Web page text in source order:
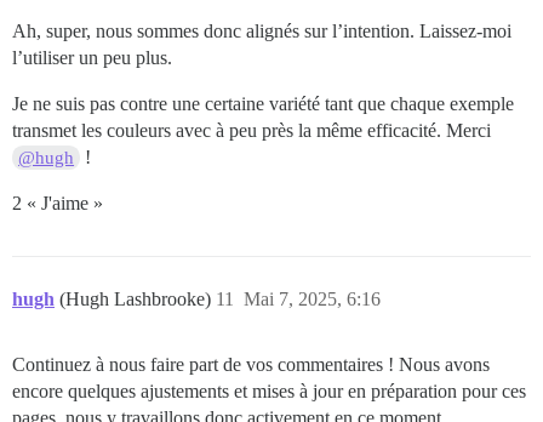
Ah, super, nous sommes donc alignés sur l’intention. Laissez-moi
l’utiliser un peu plus.
Je ne suis pas contre une certaine variété tant que chaque exemple
transmet les couleurs avec à peu près la même efficacité. Merci
@hugh !
2 « J'aime »
hugh (Hugh Lashbrooke) Mai 7, 2025, 6:16
11
Continuez à nous faire part de vos commentaires ! Nous avons
encore quelques ajustements et mises à jour en préparation pour ces